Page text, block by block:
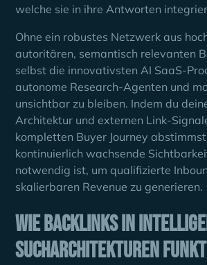
welche sie in ihre Antworten
Ohne ein robustes Netzwerk aus
autoritären, semantisch relevanten
selbst die innovativsten AI SaaS-
autonome Research-Agenten und
unsichtbar zu bleiben. Indem du
Architektur und externen Link-
kompletten Buyer Journey
kontinuierlich wachsende
notwendig ist, um qualifizierte
skalierbaren Revenue zu generieren.
Wie Backlinks in
Sucharchitekturen